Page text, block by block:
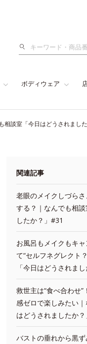
検
ボディウェア
相談室「今日はどうされまし
関連記事
老眼のメイクしづら
する？｜なんでも相
したか？」#31
お風呂もメイクもキ
て“セルフネグレクト
「今日はどうされま
救世主は“食べ合わせ
感ゼロで楽しみたい
はどうされましたか
バストの垂れから黒